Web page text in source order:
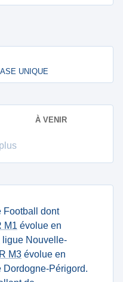
UNIQUE
À VENIR
Football dont
M1 évolue en
ligue Nouvelle-
M3 évolue en
Périgord.